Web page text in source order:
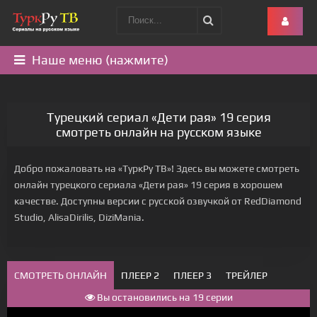
Наше меню (нажмите)
Турецкий сериал «Дети рая» 19 серия
смотреть онлайн на русском языке
Добро пожаловать на «ТуркРу ТВ»! Здесь вы можете смотреть
онлайн турецкого сериала «Дети рая» 19 серия в хорошем
качестве. Доступны версии с русской озвучкой от RedDiamond
Studio, AlisaDirilis, DiziMania.
СМОТРЕТЬ ОНЛАЙН ПЛЕЕР 2 ПЛЕЕР 3
ТРЕЙЛЕР
Вы остановились на 19 серии